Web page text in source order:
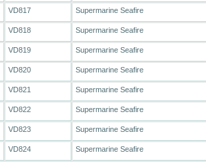
VD817 Supermarine Seafire
VD818 Supermarine Seafire
VD819 Supermarine Seafire
VD820 Supermarine Seafire
VD821 Supermarine Seafire
VD822 Supermarine Seafire
VD823 Supermarine Seafire
VD824 Supermarine Seafire